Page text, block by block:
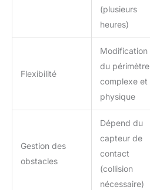
(plusieurs
heures)
Flexibilité
Modification
du périmètre
complexe et
physique
Gestion des
obstacles
Dépend du
capteur de
contact
(collision
nécessaire)